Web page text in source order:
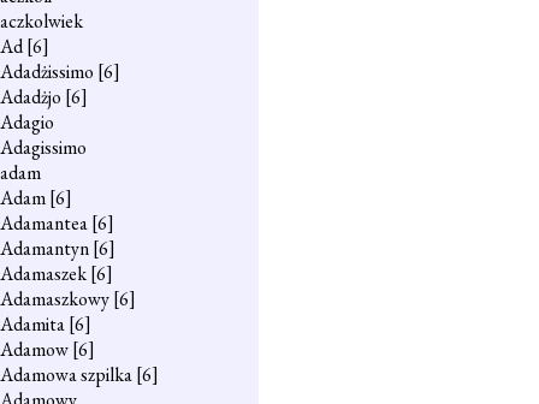
aczkolwiek
Ad[6]
Adadżissimo [6]
Adadżjo [6]
Adagio
Adagissimo
adam
Adam[6]
Adamantea[6]
Adamantyn[6]
Adamaszek[6]
Adamaszkowy[6]
Adamita[6]
Adamow[6]
Adamowa szpilka[6]